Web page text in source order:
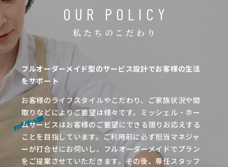
OUR POLICY
私たちのこだわり
フルオーダーメイド型のサービス設計でお客様の生活
をサポート
お客様のライフスタイルやこだわり、ご家族状況や間
取りなどによりご要望は様々です。ミッシェル・ホー
ムサービスはお客様のご要望にできる限りお応えする
ことを目指しています。ご利用前に必ず担当マネジャ
ーが打合せにお伺いし、フルオーダーメイドでプラン
をご提案させていただきます。その後、専任スタッフ